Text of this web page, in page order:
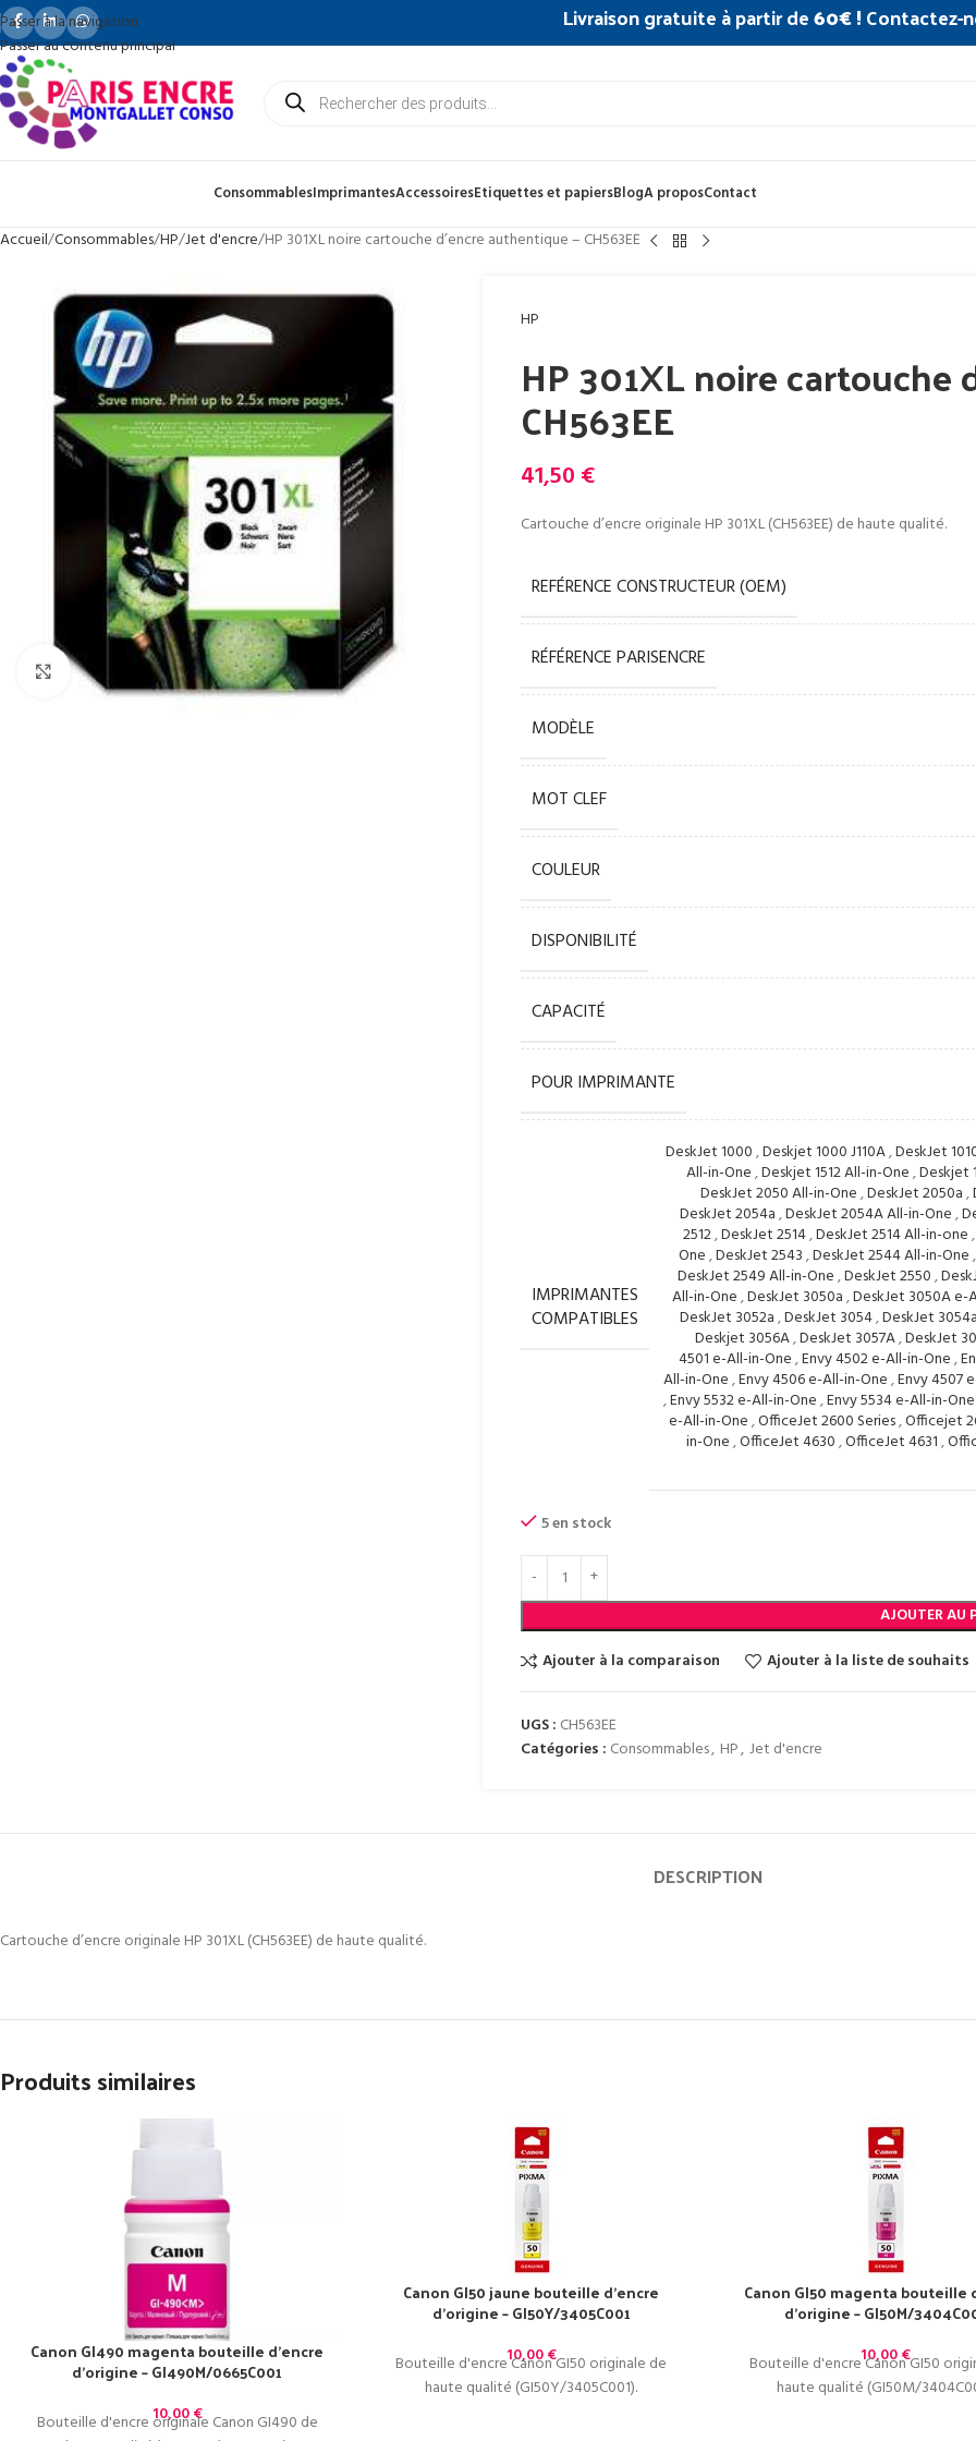
Passer à la navigation
Passer au contenu principal
Livraison gratuite à partir de60€ !Contactez-
ConsommablesImprimantesAccessoiresEtiquettes et papiersBlogA proposContact
Accueil Consommables HP Jet d'encre HP 301XL noire cartouche d’encre authentique – CH563EE
Cliquez pour agrandir
HP
HP 301XL noire cartouche
CH563EE
41,50 €
Cartouche d’encre originale HP 301XL (CH563EE) de haute qualité.
REFÉRENCE CONSTRUCTEUR (OEM)
RÉFÉRENCE PARISENCRE
MODÈLE
MOT CLEF
COULEUR
DISPONIBILITÉ
CAPACITÉ
POUR IMPRIMANTE
IMPRIMANTES
COMPATIBLES
DeskJet 1000,Deskjet 1000 J110A,DeskJet
All-in-One,Deskjet 1512 All-in-One,Deskjet
DeskJet 2050 All-in-One,DeskJet 2050a,
DeskJet 2054a,DeskJet 2054A All-in-One,
2512,DeskJet 2514,DeskJet 2514 All-in-one
One,DeskJet 2543,DeskJet 2544 All-in-One
DeskJet 2549 All-in-One,DeskJet 2550,
All-in-One,DeskJet 3050a,DeskJet 3050A e-
DeskJet 3052a,DeskJet 3054,DeskJet 3054a
Deskjet 3056A,DeskJet 3057A,DeskJet
4501 e-All-in-One,Envy 4502 e-All-in-One,
All-in-One,Envy 4506 e-All-in-One,Envy 4507
,Envy 5532 e-All-in-One,Envy 5534 e-All-in-One
e-All-in-One,OfficeJet 2600 Series,Officejet
in-One,OfficeJet 4630,OfficeJet 4631,
5 en stock
AJOUTER AU
Ajouter à la comparaison
Ajouter à la liste de souhaits
UGS : CH563EE
Catégories : Consommables, HP, Jet d'encre
DESCRIPTION
Cartouche d’encre originale HP 301XL (CH563EE) de haute qualité.
Produits similaires
Canon GI490 magenta bouteille d’encre
d’origine – GI490M/0665C001
10,00€
Bouteille d'encre originale Canon GI490 de
Canon GI50 jaune bouteille d’encre
d’origine – GI50Y/3405C001
10,00€
Bouteille d'encre Canon GI50 originale de
haute qualité (GI50Y/3405C001).
Canon GI50 magenta bouteille
d’origine – GI50M/
10,00€
Bouteille d'encre Canon GI50
haute qualité (GI50M/